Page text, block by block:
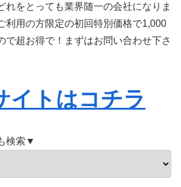
れをとっても業界随一の会社になりま
利用の方限定の初回特別価格で1,000
で超お得で！まずはお問い合わせ下さ
イトはコチラ
検索▼